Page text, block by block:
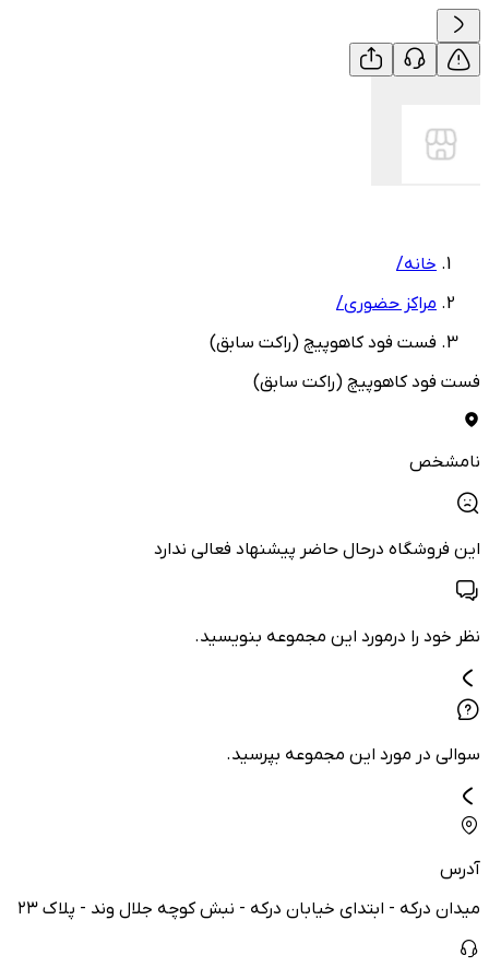
خانه/
مراکز حضوری/
فست فود کاهوپیچ (راکت سابق)
فست فود کاهوپیچ (راکت سابق)
نامشخص
این فروشگاه درحال حاضر پیشنهاد فعالی ندارد
نظر خود را درمورد این مجموعه بنویسید.
سوالی در مورد این مجموعه بپرسید.
آدرس
میدان درکه - ابتدای خیابان درکه - نبش کوچه جلال وند - پلاک ۲۳